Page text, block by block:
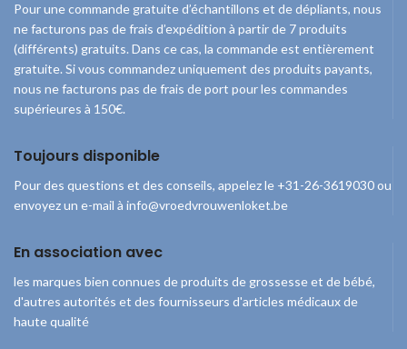
Pour une commande gratuite d’échantillons et de dépliants, nous
ne facturons pas de frais d’expédition à partir de 7 produits
(différents) gratuits. Dans ce cas, la commande est entièrement
gratuite. Si vous commandez uniquement des produits payants,
nous ne facturons pas de frais de port pour les commandes
supérieures à 150€.
Toujours disponible
Pour des questions et des conseils, appelez le +31-26-3619030 ou
envoyez un e-mail à info@vroedvrouwenloket.be
En association avec
les marques bien connues de produits de grossesse et de bébé,
d'autres autorités et des fournisseurs d'articles médicaux de
haute qualité